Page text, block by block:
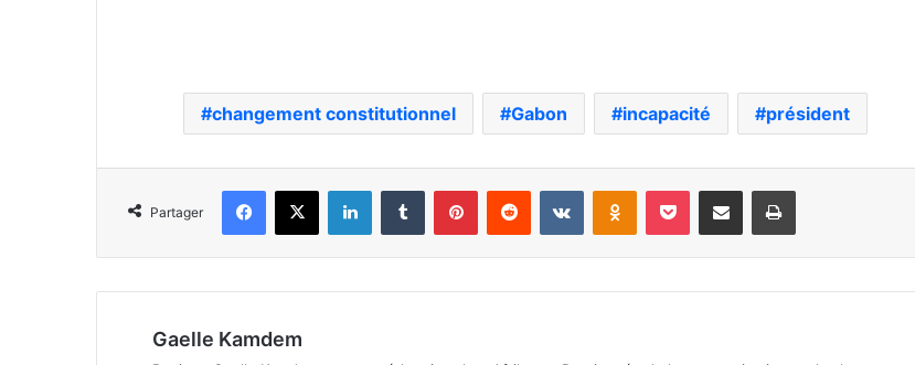
changement constitutionnel Gabon incapacité président
Partager
Facebook
X LinkedinTumblr PinterestReddit VKontakteOdnoklassniki
Pocket Partager par email Imprimer
Gaelle Kamdem